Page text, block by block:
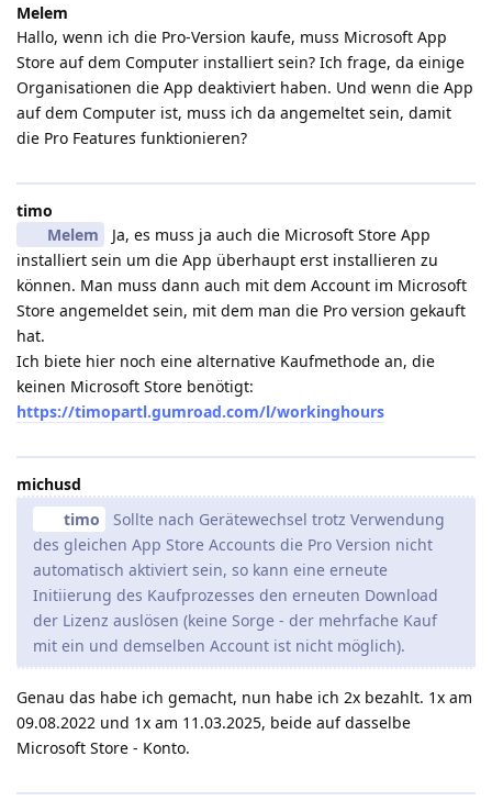
Melem
Hallo, wenn ich die Pro-Version kaufe, muss Microsoft App
Store auf dem Computer installiert sein? Ich frage, da einige
Organisationen die App deaktiviert haben. Und wenn die App
auf dem Computer ist, muss ich da angemeltet sein, damit
die Pro Features funktionieren?
timo
Melem
Ja, es muss ja auch die Microsoft Store App
installiert sein um die App überhaupt erst installieren zu
können. Man muss dann auch mit dem Account im Microsoft
Store angemeldet sein, mit dem man die Pro version gekauft
hat.
Ich biete hier noch eine alternative Kaufmethode an, die
keinen Microsoft Store benötigt:
https://timopartl.gumroad.com/l/workinghours
michusd
timo
Sollte nach Gerätewechsel trotz Verwendung
des gleichen App Store Accounts die Pro Version nicht
automatisch aktiviert sein, so kann eine erneute
Initiierung des Kaufprozesses den erneuten Download
der Lizenz auslösen (keine Sorge - der mehrfache Kauf
mit ein und demselben Account ist nicht möglich).
Genau das habe ich gemacht, nun habe ich 2x bezahlt. 1x am
09.08.2022 und 1x am 11.03.2025, beide auf dasselbe
Microsoft Store - Konto.